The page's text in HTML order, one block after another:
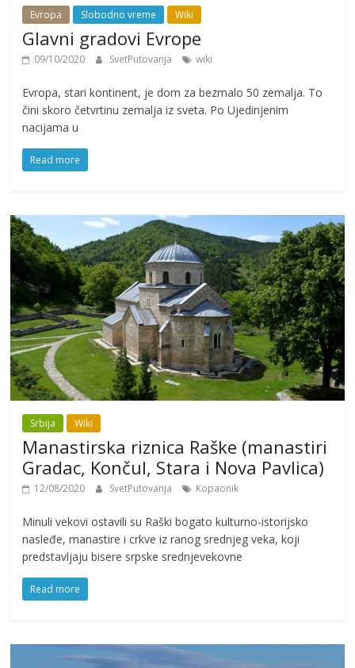
Evropa Slobodno vreme Wiki
Glavni gradovi Evrope
09/10/2020 SvetPutovanja wiki
Evropa, stari kontinent, je dom za bezmalo 50 zemalja. To
čini skoro četvrtinu zemalja iz sveta. Po Ujedinjenim
nacijama u
Read more
Srbija Wiki
Manastirska riznica Raške (manastiri
Gradac, Končul, Stara i Nova Pavlica)
12/08/2020 SvetPutovanja Kopaonik
Minuli vekovi ostavili su Raški bogato kulturno-istorijsko
nasleđe, manastire i crkve iz ranog srednjeg veka, koji
predstavljaju bisere srpske srednjevekovne
Read more